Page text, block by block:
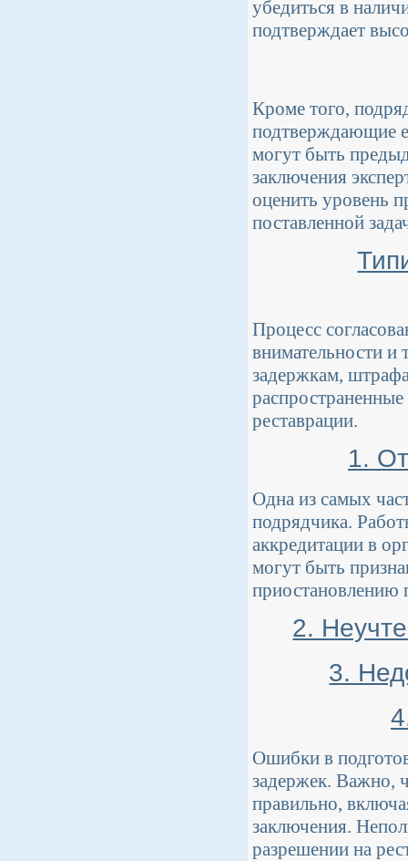
убедиться в
подтверждает
Кроме того,
подтверждающие
могут быть
заключения
оценить уровень
поставленной
Процесс
внимательности
задержкам,
реставрации.
1.
Одна из самых
подрядчика.
аккредитации в
могут быть
приостановлению
2.
3.
Ошибки в
задержек. Важно,
правильно,
заключения.
разрешении на